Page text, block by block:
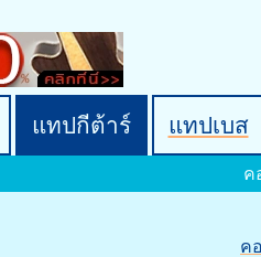
แทปกีต้าร์ แทปเบส
ค
ค